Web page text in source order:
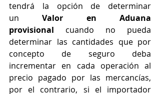
tendrá la opción de determinar
un Valor en Aduana
provisional cuando no pueda
determinar las cantidades que por
concepto de seguro deba
incrementar en cada operación al
precio pagado por las mercancías,
por el contrario, si el importador